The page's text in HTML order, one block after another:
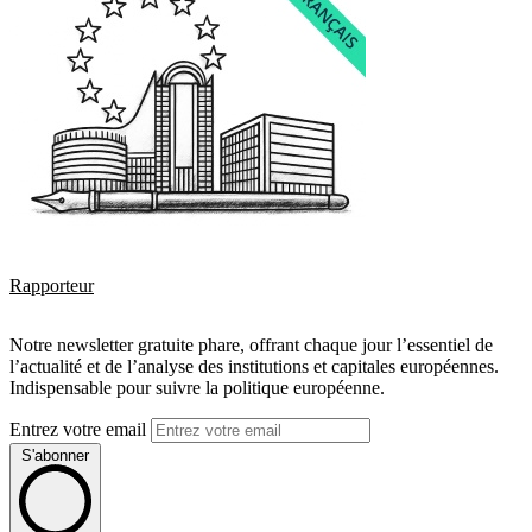
Rapporteur
Notre newsletter gratuite phare, offrant chaque jour l’essentiel de
l’actualité et de l’analyse des institutions et capitales européennes.
Indispensable pour suivre la politique européenne.
Entrez votre email
S'abonner